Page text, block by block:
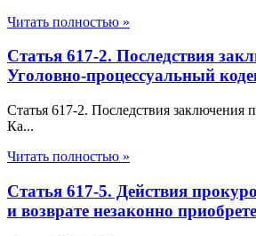
Читать полностью »
Статья 617-2. Последствия
Уголовно-процессуальный
Статья 617-2. Последствия
Ка...
Читать полностью »
Статья 617-5. Действия
и возврате незаконно